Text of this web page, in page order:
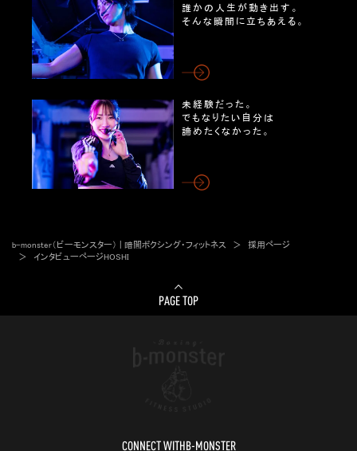
誰かの人生が動き出す。
そんな瞬間に立ちあえる。
未経験だった。
でもなりたい自分は
諦めたくなかった。
b-monster（ビーモンスター） | 暗闇ボクシング・フィットネス
採用ページ
インタビューページHOSHI
PAGE TOP
CONNECT WITHB-MONSTER